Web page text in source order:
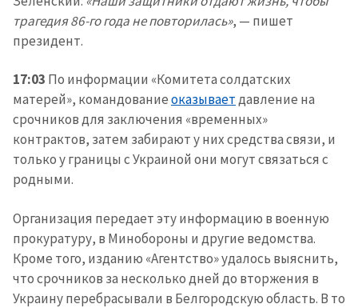
трагедия 86-го года не повторилась», — пишет
президент.
17:03 По информации «Комитета солдатских
матерей», командованиеоказываетдавление на
срочников для заключения «временных»
контрактов, затем забирают у них средства связи, и
только у границы с Украиной они могут связаться с
родными.
Организация передает эту информацию в военную
прокуратуру, в Минобороны и другие ведомства.
Кроме того, изданию «Агентство» удалось выяснить,
что срочников за несколько дней до вторжения в
Украину перебрасывали в Белгородскую область. В то